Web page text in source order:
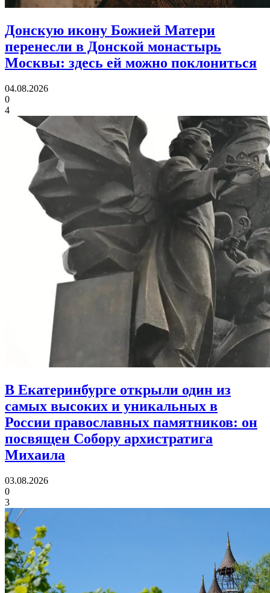
Донскую икону Божией Матери
перенесли в Донской монастырь
Москвы: здесь ей можно поклониться
04.08.2026
0
4
В Екатеринбурге открыли один из
самых высоких и уникальных в
России православных памятников: он
посвящен Собору архистратига
Михаила
03.08.2026
0
3